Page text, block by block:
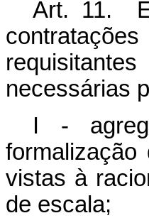
Art. 11.
necessárias
I -
vistas à
de escala;